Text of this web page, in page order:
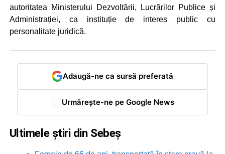
autoritatea Ministerului Dezvoltării, Lucrărilor Publice și
Administrației, ca instituție de interes public cu
personalitate juridică.
Adaugă-ne ca sursă preferată
Urmărește-ne pe Google News
Ultimele știri din Sebeș